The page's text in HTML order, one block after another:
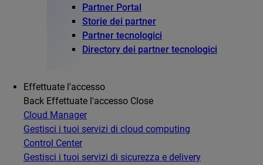
Partner Portal
Storie dei partner
Partner tecnologici
Directory dei partner tecnologici
Effettuate l'accesso
Back Effettuate l'accesso Close
Cloud Manager
Gestisci i tuoi servizi di cloud computing
Control Center
Gestisci i tuoi servizi di sicurezza e delivery